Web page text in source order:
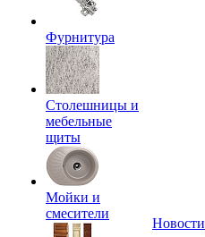
Фурнитура
Столешницы и
мебельные
щиты
Мойки и
смесители
Новости